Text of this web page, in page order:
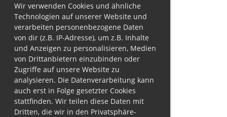
Wir verwenden Cookies und ähnliche
Technologien auf unserer Website und
verarbeiten personenbezogene Daten
von dir (z.B. IP-Adresse), um z.B. Inhalte
und Anzeigen zu personalisieren, Medien
von Drittanbietern einzubinden oder
Zugriffe auf unsere Website zu
analysieren. Die Datenverarbeitung kann
auch erst in Folge gesetzter Cookies
stattfinden. Wir teilen diese Daten mit
Dritten, die wir in den Privatsphäre-